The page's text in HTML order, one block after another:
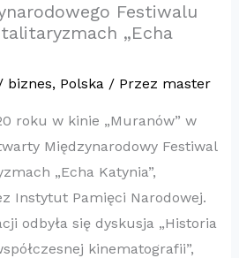
Festiwalu
„Echa
biznes, Polska/ Przez master
roku w kinie „Muranów” w
Międzynarodowy Festiwal
„Echa Katynia”,
Instytut Pamięci Narodowej.
odbyła się dyskusja „Historia
kinematografii”,